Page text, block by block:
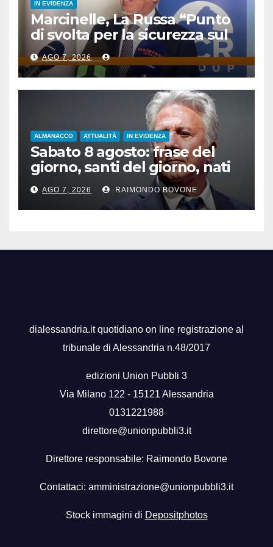
IN EVIDENZA
Marcinelle, La Russa “Punto
di svolta per la sicurezza sul
lavoro”
AGO 7, 2026
ALMANACCO ATTUALITÀ IN EVIDENZA
Sabato 8 agosto: frase del
giorno, santi del giorno, nati
famosi, accadde oggi
AGO 7, 2026 RAIMONDO BOVONE
dialessandria.it quotidiano on line registrazione al
tribunale di Alessandria n.48/2017
edizioni Union Pubbli 3
Via Milano 122 - 15121 Alessandria
0131221988
direttore@unionpubbli3.it
Direttore responsabile: Raimondo Bovone
Contattaci: amministrazione@unionpubbli3.it
Stock immagini di Depositphotos